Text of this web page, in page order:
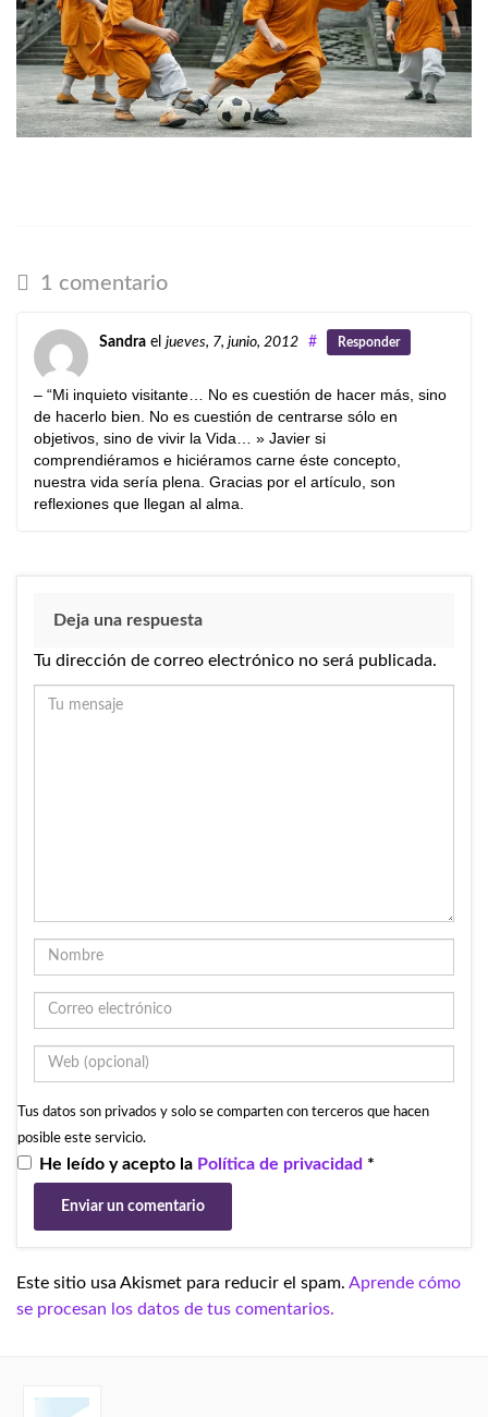
1 comentario
Sandra el jueves, 7, junio, 2012 # Responder
– “Mi inquieto visitante… No es cuestión de hacer más, sino
de hacerlo bien. No es cuestión de centrarse sólo en
objetivos, sino de vivir la Vida… » Javier si
comprendiéramos e hiciéramos carne éste concepto,
nuestra vida sería plena. Gracias por el artículo, son
reflexiones que llegan al alma.
Deja una respuesta
Tu dirección de correo electrónico no será publicada.
Tus datos son privados y solo se comparten con terceros que hacen
posible este servicio.
He leído y acepto la Política de privacidad *
Este sitio usa Akismet para reducir el spam. Aprende cómo
se procesan los datos de tus comentarios.